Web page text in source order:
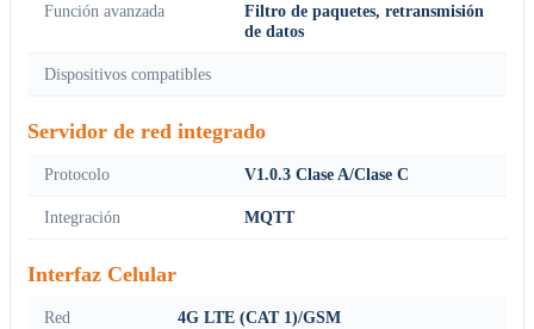
Función avanzada
Filtro de paquetes, retransmisión
de datos
Dispositivos compatibles
Servidor de red integrado
Protocolo V1.0.3 Clase A/Clase C
Integración MQTT
Interfaz Celular
Red 4G LTE (CAT 1)/GSM